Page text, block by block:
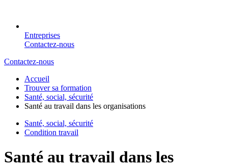
Entreprises
Contactez-nous
Contactez-nous
Accueil
Trouver sa formation
Santé, social, sécurité
Santé au travail dans les organisations
Santé, social, sécurité
Condition travail
Santé au travail dans les